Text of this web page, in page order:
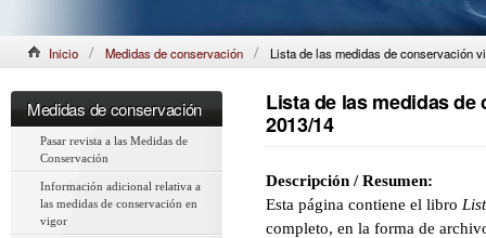
Inicio Medidas de conservación Lista de las medidas de conservación
Medidas de conservación
Pasar revista a las Medidas de
Conservación
Información adicional relativa a
las medidas de conservación en
vigor
Lista de las medidas
2013/14
Descripción / Resumen:
Esta página contiene el libro
completo, en la forma de